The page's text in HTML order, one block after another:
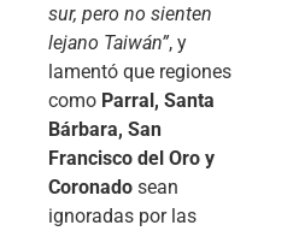
sur, pero no sienten
lejano Taiwán”, y
lamentó que regiones
como Parral, Santa
Bárbara, San
Francisco del Oro y
Coronado sean
ignoradas por las